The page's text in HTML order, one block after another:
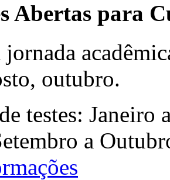
Abertas para
outubro.
testes:
a